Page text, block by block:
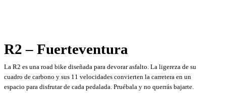
R2 – Fuerteventura
La R2 es una road bike diseñada para devorar asfalto. La ligereza de su
cuadro de carbono y sus 11 velocidades convierten la carretera en un
espacio para disfrutar de cada pedalada. Pruébala y no querrás bajarte.